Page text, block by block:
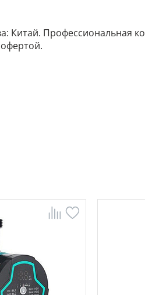
Китай. Профессиональная